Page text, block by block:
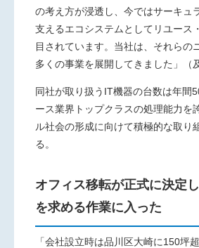
の考え方が浸透し、今ではサーキュ
支えるエコシステムとしてリユース
目されています。当社は、それらの
多くの事業を展開してきました」（
同社が取り扱う IT機器の台数は年間
ース業界トップクラスの処理能力を
ル社会の形成に向けて積極的な取り
る。
オフィス移転が正式に決定
を求める作業に入った
「会社設立時は品川区大崎に150坪